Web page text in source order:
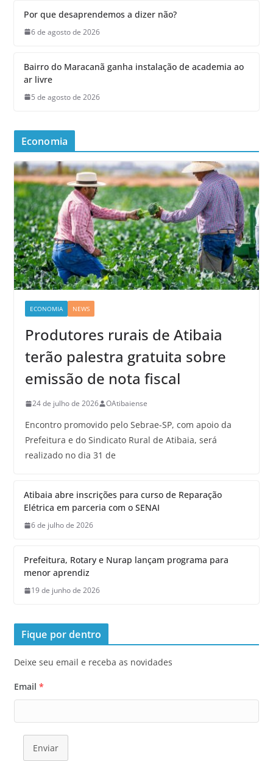
Por que desaprendemos a dizer não?
6 de agosto de 2026
Bairro do Maracanã ganha instalação de academia ao
ar livre
5 de agosto de 2026
Economia
ECONOMIA NEWS
Produtores rurais de Atibaia
terão palestra gratuita sobre
emissão de nota fiscal
24 de julho de 2026 OAtibaiense
Encontro promovido pelo Sebrae-SP, com apoio da
Prefeitura e do Sindicato Rural de Atibaia, será
realizado no dia 31 de
Atibaia abre inscrições para curso de Reparação
Elétrica em parceria com o SENAI
6 de julho de 2026
Prefeitura, Rotary e Nurap lançam programa para
menor aprendiz
19 de junho de 2026
Fique por dentro
Deixe seu email e receba as novidades
Email *
Enviar